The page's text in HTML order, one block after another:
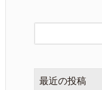
最近の投稿